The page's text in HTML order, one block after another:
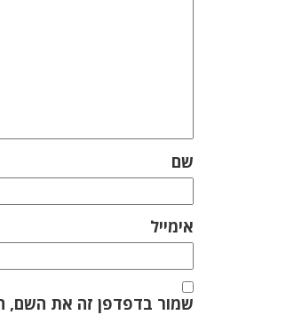
שם
אימייל
שמור בדפדפן זה את השם,